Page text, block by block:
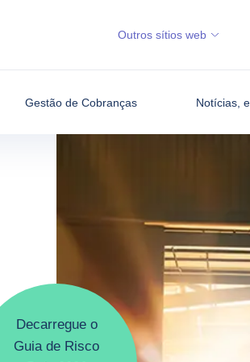
Gestão de Cobranças Notícias,
Outros sítios web
Decarregue o
Guia de Risco
Decarregue o
Guia de Risco